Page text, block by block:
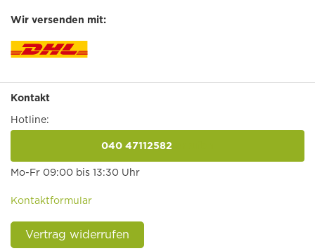
Wir versenden mit:
Kontakt
Hotline:
040 47112582
Mo-Fr 09:00 bis 13:30 Uhr
Kontaktformular
Vertrag widerrufen